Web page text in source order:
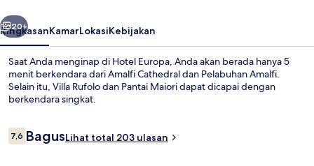
Berikutnya
20+
RingkasanKamarLokasiKebijakan
Saat Anda menginap di Hotel Europa, Anda akan berada hanya 5
menit berkendara dari Amalfi Cathedral dan Pelabuhan Amalfi.
Selain itu, Villa Rufolo dan Pantai Maiori dapat dicapai dengan
berkendara singkat.
Ulasan
7,67,6 dari 10
BagusLihat total 203 ulasan